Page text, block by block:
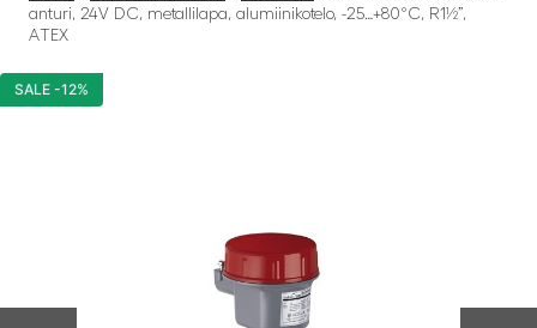
anturi, 24V DC, metallilapa, alumiinikotelo, -25…+80°C, R1½”,
ATEX
SALE -12%